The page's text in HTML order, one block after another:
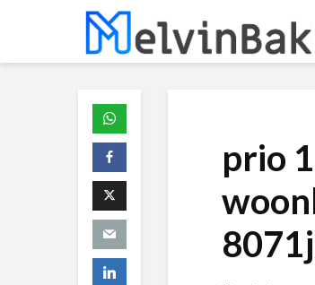
prio